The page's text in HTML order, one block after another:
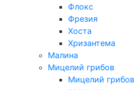
Флокс
Фрезия
Хоста
Хризантема
Малина
Мицелий грибов
Мицелий